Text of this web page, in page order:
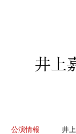
井上
公演情報 井